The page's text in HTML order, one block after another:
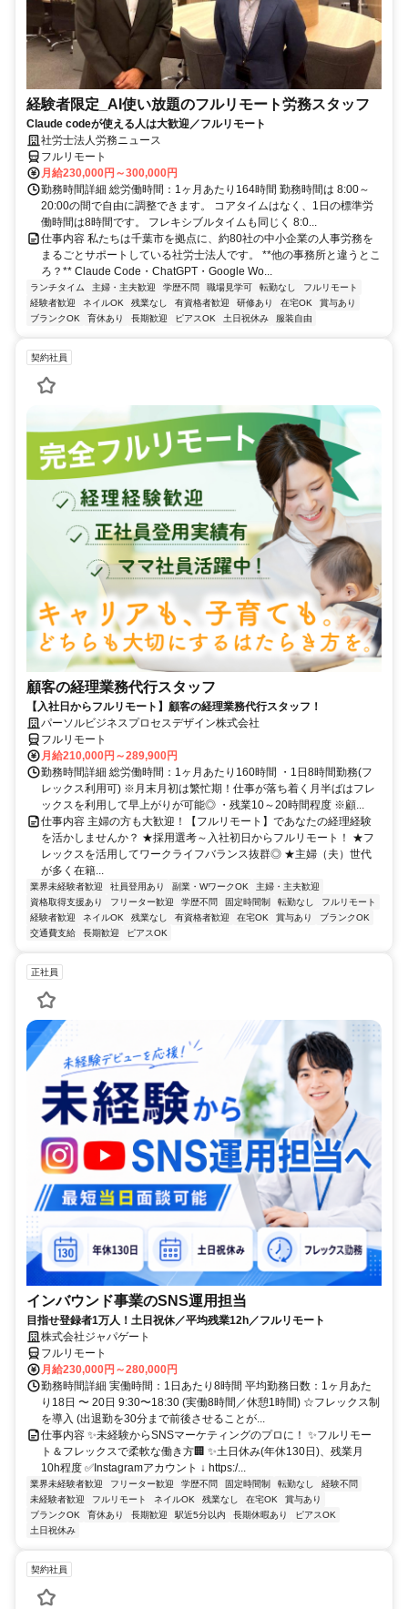
経験者限定_AI使い放題のフルリモート労務スタッフ
Claude codeが使える人は大歓迎／フルリモート
社労士法人労務ニュース
フルリモート
月給230,000円～300,000円
勤務時間詳細 総労働時間：1ヶ月あたり164時間 勤務時間は 8:00～
20:00の間で自由に調整できます。 コアタイムはなく、1日の標準労
働時間は8時間です。 フレキシブルタイムも同じく 8:0...
仕事内容 私たちは千葉市を拠点に、約80社の中小企業の人事労務を
まるごとサポートしている社労士法人です。 **他の事務所と違うとこ
ろ？** Claude Code・ChatGPT・Google Wo...
ランチタイム 主婦・主夫歓迎 学歴不問 職場見学可 転勤なし
フルリモート
経験者歓迎
ネイルOK 残業なし 有資格者歓迎 研修あり 在宅OK
賞与あり
ブランクOK
育休あり 長期歓迎 ピアスOK 土日祝休み 服装自由
契約社員
顧客の経理業務代行スタッフ
【入社日からフルリモート】顧客の経理業務代行スタッフ！
パーソルビジネスプロセスデザイン株式会社
フルリモート
月給210,000円～289,900円
勤務時間詳細 総労働時間：1ヶ月あたり160時間 ・1日8時間勤務(フ
レックス利用可) ※月末月初は繁忙期！仕事が落ち着く月半ばはフレ
ックスを利用して早上がりが可能◎ ・残業10～20時間程度 ※顧...
仕事内容 主婦の方も大歓迎！【フルリモート】であなたの経理経験
を活かしませんか？ ★採用選考～入社初日からフルリモート！ ★フ
レックスを活用してワークライフバランス抜群◎ ★主婦（夫）世代
が多く在籍...
業界未経験者歓迎 社員登用あり 副業・WワークOK
主婦・主夫歓迎
資格取得支援あり
フリーター歓迎 学歴不問 固定時間制 転勤なし
フルリモート
経験者歓迎
ネイルOK 残業なし 有資格者歓迎 在宅OK 賞与あり
ブランクOK
交通費支給
長期歓迎 ピアスOK
正社員
インバウンド事業のSNS運用担当
目指せ登録者1万人！土日祝休／平均残業12h／フルリモート
株式会社ジャパゲート
フルリモート
月給230,000円～280,000円
勤務時間詳細 実働時間：1日あたり8時間 平均勤務日数：1ヶ月あた
り18日 〜 20日 9:30〜18:30 (実働8時間／休憩1時間) ☆フレックス制
を導入 (出退勤を30分まで前後させることが...
仕事内容 ✨未経験からSNSマーケティングのプロに！ ✨フルリモー
ト＆フレックスで柔軟な働き方🏢 ✨土日休み(年休130日)、残業月
10h程度 ✅Instagramアカウント ↓ https:/...
業界未経験者歓迎 フリーター歓迎 学歴不問 固定時間制 転勤なし
経験不問
未経験者歓迎
フルリモート ネイルOK 残業なし 在宅OK
賞与あり
ブランクOK
育休あり 長期歓迎 駅近5分以内 長期休暇あり
ピアスOK
土日祝休み
契約社員